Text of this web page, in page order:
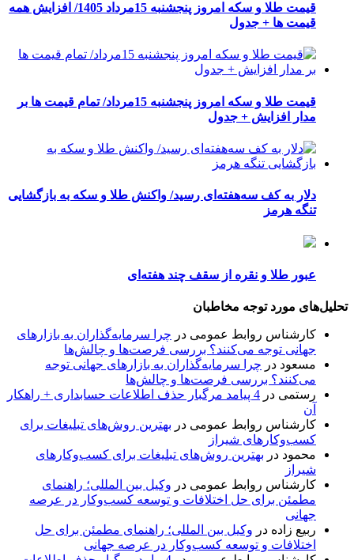
قیمت طلا و سکه امروز پنجشنبه 15مرداد 1405/ افزایش همه
قیمت ها + جدول
قیمت طلا و سکه امروز پنجشنبه 15مرداد/ تمام قیمت ها بر
مدار افزایش + جدول
دلار به کف سه‌هفته‌ای رسید/ واکنش طلا و سکه به بازگشایی
تنگه هرمز
عبور طلا و نقره از سقف چند هفته‌ای
تحلیل‌های مورد توجه مخاطبان
کارشناس روابط عمومی در چرا سرمایه‌گذاران به بازارهای
جهانی توجه می‌کنند؟ بررسی فرصت‌ها و چالش‌ها
مسعود در چرا سرمایه‌گذاران به بازارهای جهانی توجه
می‌کنند؟ بررسی فرصت‌ها و چالش‌ها
رستمی در
4 پیامد مرگبار حذف اطلاعات حسابداری + راهکار
آن
کارشناس روابط عمومی در بهترین روش‌های تبلیغات برای
کسب‌وکارهای شیراز
محمود در بهترین روش‌های تبلیغات برای کسب‌وکارهای
شیراز
کارشناس روابط عمومی در وکیل بین المللی؛ راهنمای
مطمئن برای حل اختلافات و توسعه کسب‌وکار در عرصه
جهانی
ربیع زاده در وکیل بین المللی؛ راهنمای مطمئن برای حل
اختلافات و توسعه کسب‌وکار در عرصه جهانی